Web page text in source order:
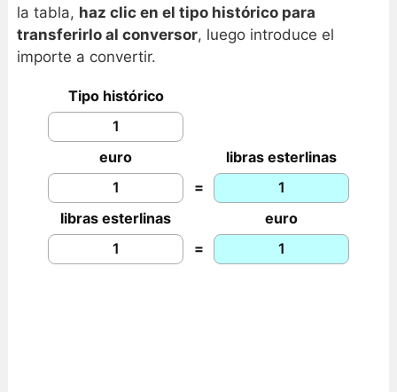
la tabla, haz clic en el tipo histórico para
transferirlo al conversor, luego introduce el
importe a convertir.
Tipo histórico
euro
libras esterlinas
=
libras esterlinas
euro
=